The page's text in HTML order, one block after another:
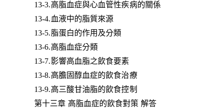
13-3.高脂血症與心血管性疾病的關係
13-4.血液中的脂質來源
13-5.脂蛋白的作用及分類
13-6.高脂血症分類
13-7.影響高血脂之飲食要素
13-8.高膽固醇血症的飲食治療
13-9.高三酸甘油脂的飲食控制
第十三章 高脂血症的飲食對策 解答